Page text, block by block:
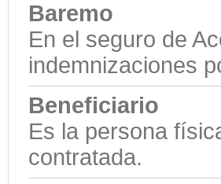
Baremo
En el seguro de
indemnizaciones
Beneficiario
Es la persona
contratada.